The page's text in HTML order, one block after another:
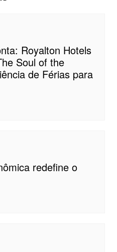
Royalton Hotels
Soul of the
de Férias para
redefine o